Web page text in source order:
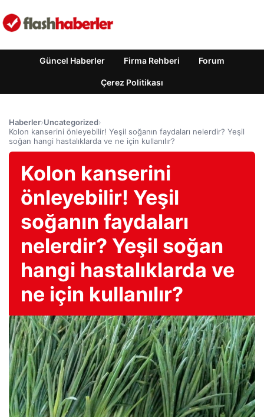
Güncel Haberler Firma Rehberi Forum
Çerez Politikası
Haberler›Uncategorized›
Kolon kanserini önleyebilir! Yeşil soğanın faydaları nelerdir? Yeşil
soğan hangi hastalıklarda ve ne için kullanılır?
Kolon kanserini
önleyebilir! Yeşil
soğanın faydaları
nelerdir? Yeşil soğan
hangi hastalıklarda ve
ne için kullanılır?